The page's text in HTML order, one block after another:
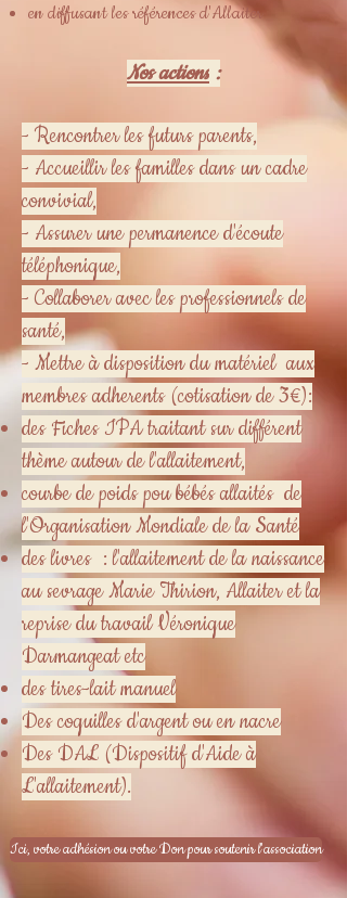
en diffusant les références d'Allaiter
Nos actions :
- Rencontrer les futurs parents,
- Accueillir les familles dans un cadre
convivial,
- Assurer une permanence d'écoute
téléphonique,
- Collaborer avec les professionnels de
santé,
- Mettre à disposition du matériel aux
membres adherents (cotisation de 3€):
des Fiches IPA traitant sur différent
thème autour de l'allaitement,
courbe de poids pou bébés allaités de
l'Organisation Mondiale de la Santé
des livres : l'allaitement de la naissance
au sevrage Marie Thirion, Allaiter et la
reprise du travail Véronique
Darmangeat etc
des tires-lait manuel
Des coquilles d'argent ou en nacre
Des DAL (Dispositif d'Aide à
L'allaitement).
Ici, votre adhésion ou votre Don pour soutenir l'association